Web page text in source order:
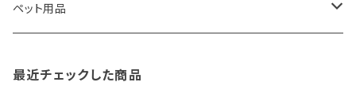
TG
ショルダーバッグ
収納用品
バス用品
ウェットティッシュケース
ノート
卓球用品
ペット用品
最近チェックした商品